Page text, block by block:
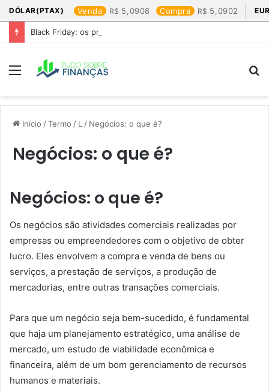
DÓLAR(PTAX) Venda 5,0908 Compra 5,0902
Black Friday: os produtos que mais valem a pena
Menu
Início /Termo / L / Negócios: o que é?
Negócios: o que é?
Negócios: o que é?
Os negócios são atividades comerciais realizadas por
empresas ou empreendedores com o objetivo de obter
lucro. Eles envolvem a compra e venda de bens ou
serviços, a prestação de serviços, a produção de
mercadorias, entre outras transações comerciais.
Para que um negócio seja bem-sucedido, é fundamental
que haja um planejamento estratégico, uma análise de
mercado, um estudo de viabilidade econômica e
financeira, além de um bom gerenciamento de recursos
humanos e materiais.